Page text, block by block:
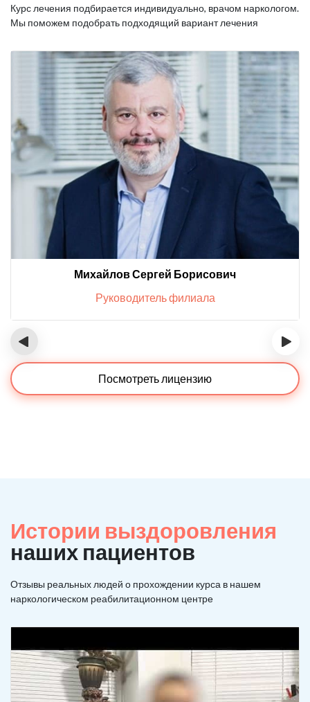
Курс лечения подбирается индивидуально, врачом наркологом.
Мы поможем подобрать подходящий вариант лечения
Михайлов Сергей Борисович
Руководитель филиала
‹ ›
Посмотреть лицензию
Истории выздоровления
наших пациентов
Отзывы реальных людей о прохождении курса в нашем
наркологическом реабилитационном центре